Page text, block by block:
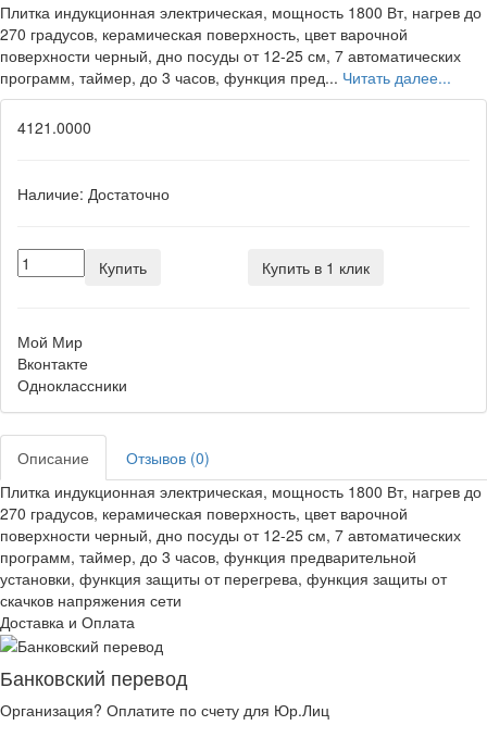
Плитка индукционная электрическая, мощность 1800 Вт, нагрев до
270 градусов, керамическая поверхность, цвет варочной
поверхности черный, дно посуды от 12-25 см, 7 автоматических
программ, таймер, до 3 часов, функция пред... Читать далее...
4121.0000
Наличие: Достаточно
Купить Купить в 1 клик
Мой Мир
Вконтакте
Одноклассники
Описание
Отзывов (0)
Плитка индукционная электрическая, мощность 1800 Вт, нагрев до
270 градусов, керамическая поверхность, цвет варочной
поверхности черный, дно посуды от 12-25 см, 7 автоматических
программ, таймер, до 3 часов, функция предварительной
установки, функция защиты от перегрева, функция защиты от
скачков напряжения сети
Доставка и Оплата
Банковский перевод
Организация? Оплатите по счету для Юр.Лиц